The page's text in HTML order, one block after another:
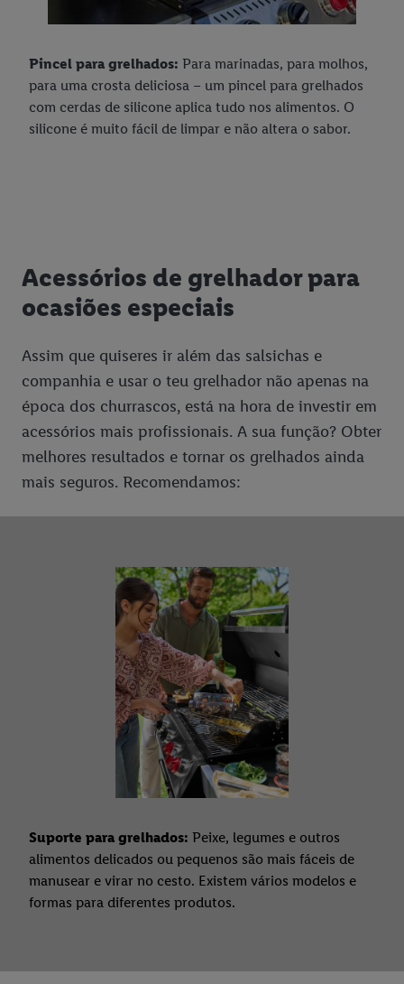
Pincel para grelhados: Para marinadas, para molhos,
para uma crosta deliciosa – um pincel para grelhados
com cerdas de silicone aplica tudo nos alimentos. O
silicone é muito fácil de limpar e não altera o sabor.
Acessórios de grelhador para
ocasiões especiais
Assim que quiseres ir além das salsichas e
companhia e usar o teu grelhador não apenas na
época dos churrascos, está na hora de investir em
acessórios mais profissionais. A sua função? Obter
melhores resultados e tornar os grelhados ainda
mais seguros. Recomendamos:
Suporte para grelhados: Peixe, legumes e outros
alimentos delicados ou pequenos são mais fáceis de
manusear e virar no cesto. Existem vários modelos e
formas para diferentes produtos.